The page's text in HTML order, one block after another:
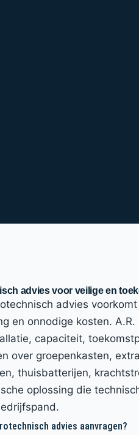
advies voor veilige en
advies
en onnodige kosten.
capaciteit,
over groepenkasten,
thuisbatterijen,
oplossing die
advies aanvragen?